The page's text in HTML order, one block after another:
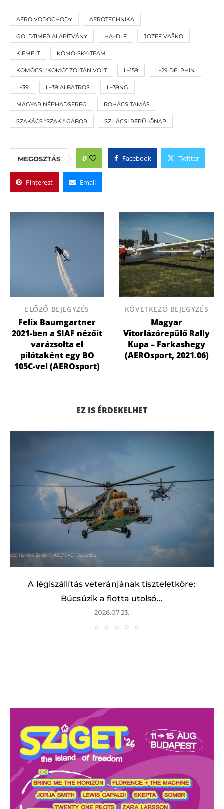
AERO VODOCHODY AEROTECHNIKA
GOLDTIMER ALAPÍTVÁNY HA–DLF JOZEF VAŠKO
KIEMELT KOMO-SKY-TEAM
KOMÓCSI “KOMÓ” ZOLTÁN VOLT L−159 L−29 DELPHIN
L−39 L−39 ALBATROS L−39NG
MAGYAR NÉPHADSEREG ROHÁCS TAMÁS
SZAKÁCS "SZAKI" GÁBOR SZLIÁCSI REPÜLŐNAP
MEGOSZTÁS 0 Facebook Twitter
Pinterest Email
ELŐZŐ BEJEGYZÉS
Felix Baumgartner
2021-ben a SIAF nézőit
varázsolta el
pilótaként egy BO
105C-vel (AEROsport)
KÖVETKEZŐ BEJEGYZÉS
Magyar
Vitorlázórepülő Rally
Kupa – Farkashegy
(AEROsport, 2021.06)
EZ IS ÉRDEKELHET
A légiszállítás veteránjának tiszteletköre:
Búcsúzik a flotta utolsó...
2026.07.23.